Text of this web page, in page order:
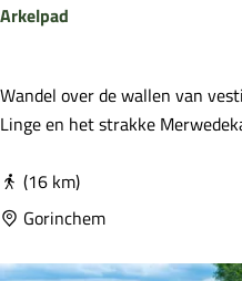
f
t
s
o
u
V
h
t
Arkelpad
A
r
e
l
a
Wandel over de wallen van
Linge en het strakke
(16 km)
Gorinchem